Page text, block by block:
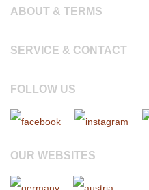
ABOUT & TERMS
SERVICE & CONTACT
FOLLOW US
OUR WEBSITES